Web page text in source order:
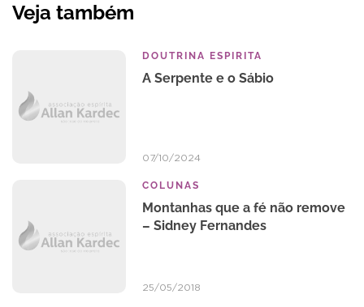
Veja também
DOUTRINA ESPIRITA
A Serpente e o Sábio
07/10/2024
COLUNAS
Montanhas que a fé não remove
– Sidney Fernandes
25/05/2018